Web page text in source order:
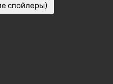
спойлеры)